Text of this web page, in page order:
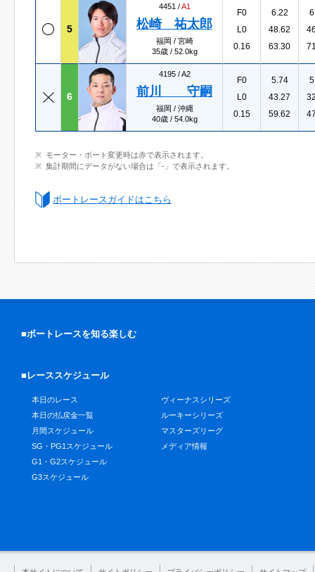
5
4451 /A1
松崎 祐太郎
福岡 / 宮崎
35歳 / 52.0kg
F0
L0
0.16
6.22
48.62
63.30
6
4195 /A2
前川 守嗣
福岡 / 沖縄
40歳 / 54.0kg
F0
L0
0.15
5.74
43.27
59.62
モーター・ボート変更時は赤で表示されます。
集計期間にデータがない場合は「-」で表示されます。
ボートレースガイドはこちら
■ボートレースを知る楽しむ
■レーススケジュール
本日のレース
本日の払戻金一覧
月間スケジュール
SG・PG1スケジュール
G1・G2スケジュール
G3スケジュール
ヴィーナスシリーズ
ルーキーシリーズ
マスターズリーグ
メディア情報